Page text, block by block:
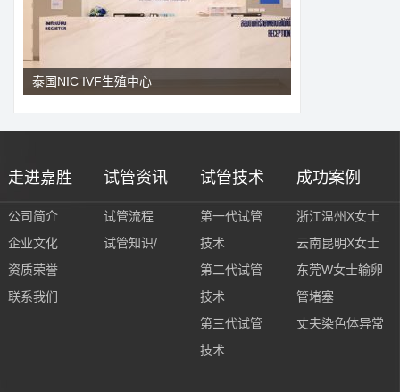
泰国NIC IVF生殖中心
走进嘉胜
公司简介
企业文化
资质荣誉
联系我们
试管资讯
试管流程
试管知识/
试管技术
第一代试管
技术
第二代试管
技术
第三代试管
技术
成功案例
浙江温州X女士
云南昆明X女士
东莞W女士输卵
管堵塞
丈夫染色体异常